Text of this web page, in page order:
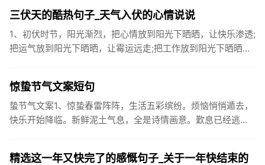
三伏天的酷热句子_天气入伏的心情说说
1、初伏时节，阳光渐烈，把心情放到阳光下晒晒，让快乐渗透;
把运气放到阳光下晒晒，让霉运远走;把工作放到阳光下晒晒，
惊蛰节气文案短句
蛰节气文案1、惊蛰春雷阵阵，生活五彩缤纷。烦恼悄悄遁去，
快乐开始降临。新鲜泥土气息，全是诗情画意。歎息已经逃
精选这一年又快完了的感慨句子_关于一年快结束的